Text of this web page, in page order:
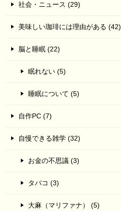
社会・ニュース (29)
美味しい珈琲には理由がある (42)
脳と睡眠 (22)
眠れない (5)
睡眠について (5)
自作PC (7)
自慢できる雑学 (32)
お金の不思議 (3)
タバコ (3)
大麻（マリファナ） (5)